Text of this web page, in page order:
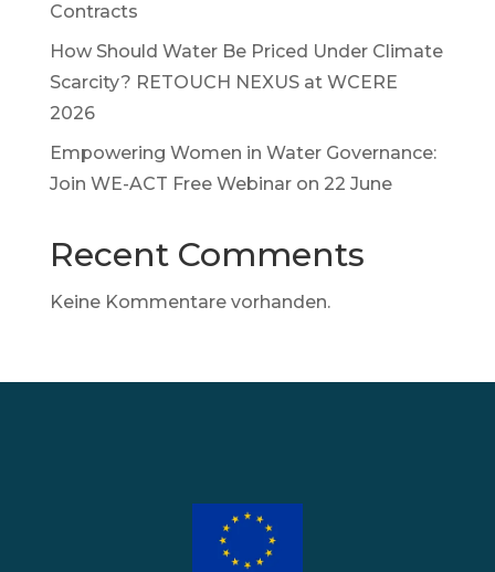
Contracts
How Should Water Be Priced Under Climate
Scarcity? RETOUCH NEXUS at WCERE
2026
Empowering Women in Water Governance:
Join WE-ACT Free Webinar on 22 June
Recent Comments
Keine Kommentare vorhanden.